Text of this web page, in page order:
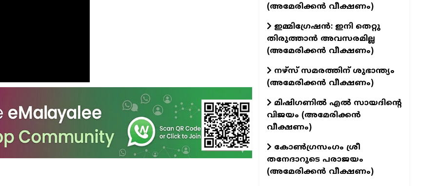
(അമേരിക്കൻ വീക്ഷണം)
ഇമ്മിഗ്രേഷൻ: ഇനി തെറ്റു
തിരുത്താൻ അവസരമില്ല
(അമേരിക്കൻ വീക്ഷണം)
നഴ്സ് സമരത്തിന് ശുഭാന്ത്യം
(അമേരിക്കൻ വീക്ഷണം)
മിഷിഗണിൽ എൽ സായദിന്റെ
വിജയം (അമേരിക്കൻ
വീക്ഷണം)
കോൺഗ്രസംഗം ശ്രീ
തനേദാറുടെ പരാജയം
(അമേരിക്കൻ വീക്ഷണം)